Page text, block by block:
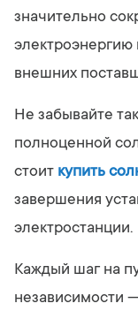
значительно
внешних
Не забывайте
полноценной
стоит купить
завершения
электростанции.
Каждый шаг на
независимости